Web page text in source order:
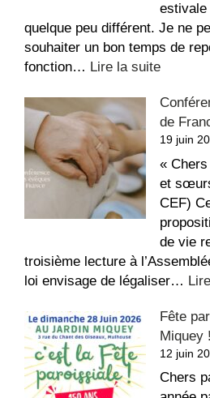
quelque peu différent. Je ne
souhaiter un bon temps de
fonction… Lire la suite:
recette
du
repos,
bon
été
!
de
19 juin
«
et
CEF)
de vie
troisième lecture à
loi envisage de légaliser…
Fête
Miquey !
12 juin
Chers